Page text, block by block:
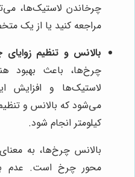
چرخاندن لاستیک‌ها،
مراجعه کنید یا از یک
بالانس و تنظیم زوایای
چرخ‌ها، باعث بهبود
لاستیک‌ها و افزایش
کیلومتر انجام شود.
بالانس چرخ‌ها، به
محور چرخ است. عدم